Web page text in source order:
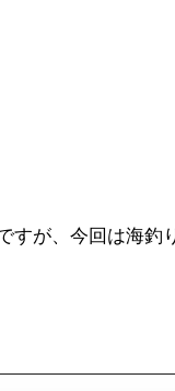
すが、今回は海釣